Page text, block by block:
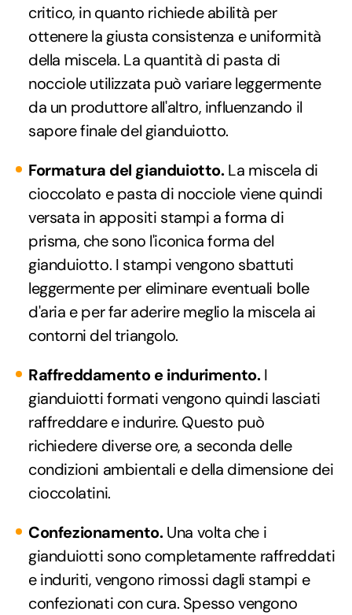
critico, in quanto richiede abilità per
ottenere la giusta consistenza e uniformità
della miscela. La quantità di pasta di
nocciole utilizzata può variare leggermente
da un produttore all'altro, influenzando il
sapore finale del gianduiotto.
Formatura del gianduiotto.La miscela di
cioccolato e pasta di nocciole viene quindi
versata in appositi stampi a forma di
prisma, che sono l'iconica forma del
gianduiotto. I stampi vengono sbattuti
leggermente per eliminare eventuali bolle
d'aria e per far aderire meglio la miscela ai
contorni del triangolo.
Raffreddamento e indurimento.I
gianduiotti formati vengono quindi lasciati
raffreddare e indurire. Questo può
richiedere diverse ore, a seconda delle
condizioni ambientali e della dimensione dei
cioccolatini.
Confezionamento.Una volta che i
gianduiotti sono completamente raffreddati
e induriti, vengono rimossi dagli stampi e
confezionati con cura. Spesso vengono